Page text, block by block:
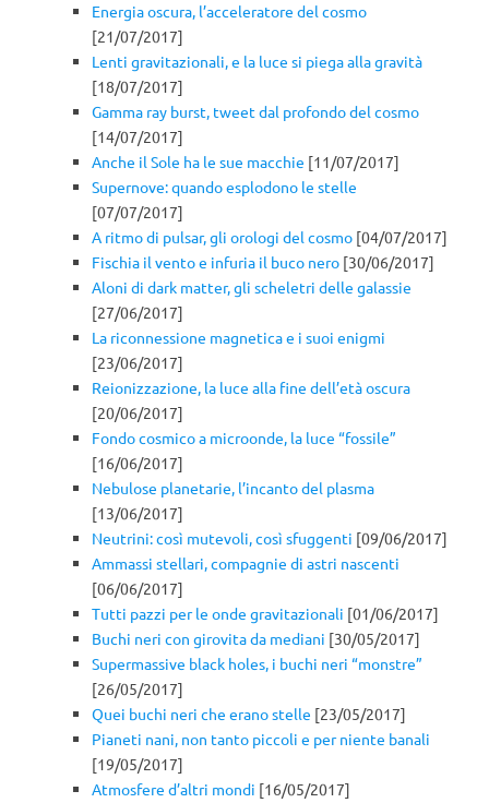
Energia oscura, l’acceleratore del cosmo
[21/07/2017]
Lenti gravitazionali, e la luce si piega alla gravità
[18/07/2017]
Gamma ray burst, tweet dal profondo del cosmo
[14/07/2017]
Anche il Sole ha le sue macchie [11/07/2017]
Supernove: quando esplodono le stelle
[07/07/2017]
A ritmo di pulsar, gli orologi del cosmo [04/07/2017]
Fischia il vento e infuria il buco nero [30/06/2017]
Aloni di dark matter, gli scheletri delle galassie
[27/06/2017]
La riconnessione magnetica e i suoi enigmi
[23/06/2017]
Reionizzazione, la luce alla fine dell’età oscura
[20/06/2017]
Fondo cosmico a microonde, la luce “fossile”
[16/06/2017]
Nebulose planetarie, l’incanto del plasma
[13/06/2017]
Neutrini: così mutevoli, così sfuggenti [09/06/2017]
Ammassi stellari, compagnie di astri nascenti
[06/06/2017]
Tutti pazzi per le onde gravitazionali [01/06/2017]
Buchi neri con girovita da mediani [30/05/2017]
Supermassive black holes, i buchi neri “monstre”
[26/05/2017]
Quei buchi neri che erano stelle [23/05/2017]
Pianeti nani, non tanto piccoli e per niente banali
[19/05/2017]
Atmosfere d’altri mondi [16/05/2017]